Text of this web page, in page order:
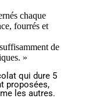
chaque
fourrés et
de
»
qui dure 5
proposées,
les autres.